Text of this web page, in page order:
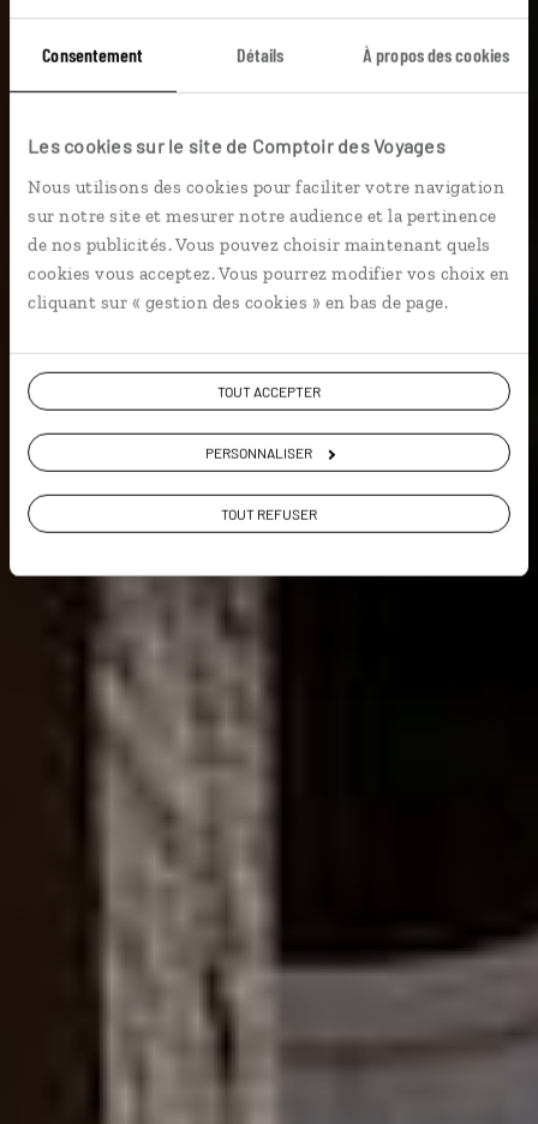
Consentement Détails À propos des cookies
Les cookies sur le site de Comptoir des Voyages
Nous utilisons des cookies pour faciliter votre navigation
sur notre site et mesurer notre audience et la pertinence
de nos publicités. Vous pouvez choisir maintenant quels
cookies vous acceptez. Vous pourrez modifier vos choix en
cliquant sur « gestion des cookies » en bas de page.
TOUT ACCEPTER
PERSONNALISER
TOUT REFUSER
Fantastique
Dubrovnik
Séjour à Dubrovnik, une perle croate entre plages et
vieille ville.
City break
Voir les 199 avis sur les voyages en Croatie
VOIR LA GALERIE PHOTOS